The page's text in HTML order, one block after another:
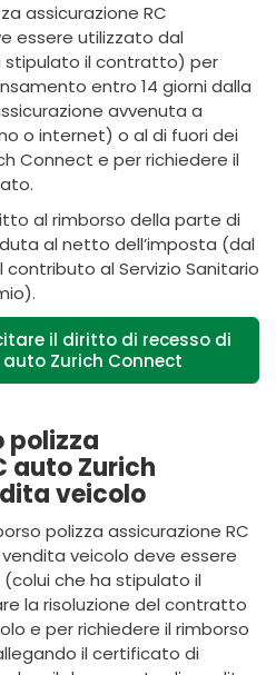
assicurazione RC
essere utilizzato dal
stipulato il contratto) per
entro 14 giorni dalla
avvenuta a
o internet) o al di fuori dei
Connect e per richiedere il
al rimborso della parte di
al netto dell’imposta (dal
contributo al Servizio Sanitario
il diritto di recesso di
auto Zurich Connect
polizza
auto Zurich
veicolo
polizza assicurazione RC
veicolo deve essere
che ha stipulato il
la risoluzione del contratto
e per richiedere il rimborso
il certificato di